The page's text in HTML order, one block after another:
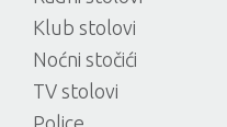
Klub stolovi
Noćni stočići
TV stolovi
Police